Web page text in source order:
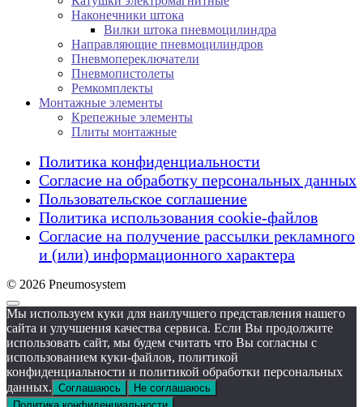
Наконечники штока
Вилки штока пневмоцилиндра
Направляющие пневмоцилиндров
Пневмопереключатели
Пневмопистолеты
Ремкомплекты
Монтажные элементы
Крепежные элементы
Плиты монтажные
Политика конфиденциальности
Согласие на обработку персональных данных
Пользовательское соглашение
Политика использования cookie-файлов
Согласие на получение рассылки рекламного
и (или) информационного характера
© 2026 Pneumosystem
Мы используем куки для наилучшего представления нашего
сайта и улучшения качества сервиса. Если Вы продолжите
использовать сайт, мы будем считать что Вы согласны с
использованием куки-файлов, политикой
конфиденциальности и политикой обработки персональных
данных. Соглашаюсь
Не соглашаюсь